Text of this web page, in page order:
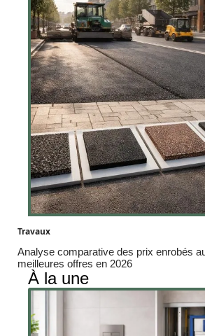
Travaux
Analyse comparative des prix enrobés
meilleures offres en 2026
À la une